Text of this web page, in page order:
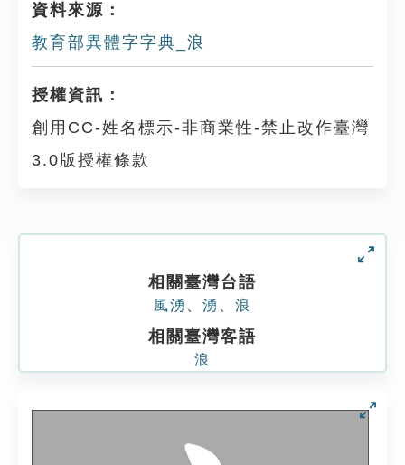
資料來源：
教育部異體字字典_浪
授權資訊：
創用CC-姓名標示-非商業性-禁止改作臺灣
3.0版授權條款
相關臺灣台語
風湧 湧 浪
相關臺灣客語
浪